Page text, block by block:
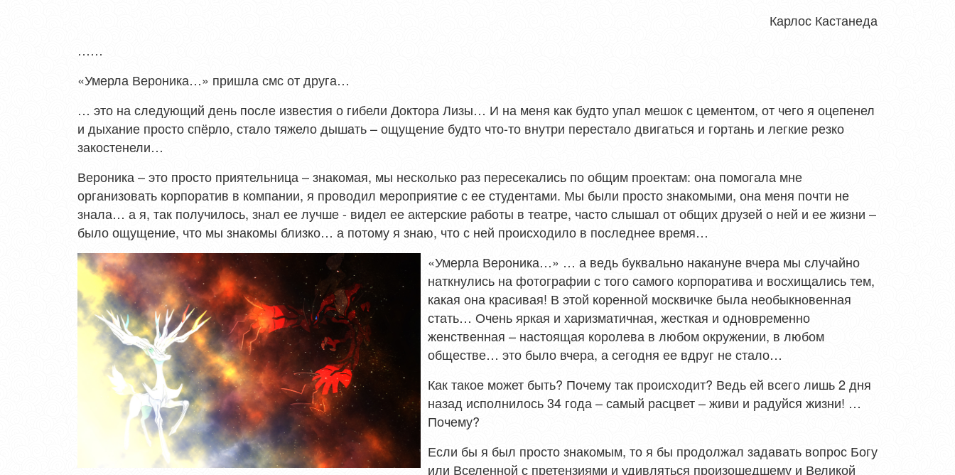
Карлос Кастанеда
……
«Умерла Вероника…» пришла смс от друга…
… это на следующий день после известия о гибели Доктора Лизы… И на меня как будто упал мешок с цементом, от чего я оцепенел
и дыхание просто спёрло, стало тяжело дышать – ощущение будто что-то внутри перестало двигаться и гортань и легкие резко
закостенели…
Вероника – это просто приятельница – знакомая, мы несколько раз пересекались по общим проектам: она помогала мне
организовать корпоратив в компании, я проводил мероприятие с ее студентами. Мы были просто знакомыми, она меня почти не
знала… а я, так получилось, знал ее лучше - видел ее актерские работы в театре, часто слышал от общих друзей о ней и ее жизни –
было ощущение, что мы знакомы близко… а потому я знаю, что с ней происходило в последнее время…
«Умерла Вероника…» … а ведь буквально накануне вчера мы случайно
наткнулись на фотографии с того самого корпоратива и восхищались тем,
какая она красивая! В этой коренной москвичке была необыкновенная
стать… Очень яркая и харизматичная, жесткая и одновременно
женственная – настоящая королева в любом окружении, в любом
обществе… это было вчера, а сегодня ее вдруг не стало…
Как такое может быть? Почему так происходит? Ведь ей всего лишь 2 дня
назад исполнилось 34 года – самый расцвет – живи и радуйся жизни! …
Почему?
Если бы я был просто знакомым, то я бы продолжал задавать вопрос Богу
или Вселенной с претензиями и удивляться произошедшему и Великой